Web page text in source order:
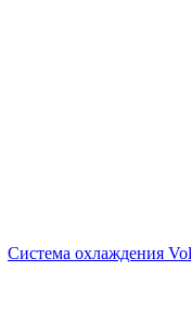
Система охлаждения